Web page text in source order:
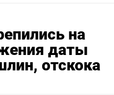
на
даты
отскока